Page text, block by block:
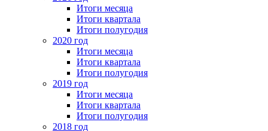
Итоги месяца
Итоги квартала
Итоги полугодия
2020 год
Итоги месяца
Итоги квартала
Итоги полугодия
2019 год
Итоги месяца
Итоги квартала
Итоги полугодия
2018 год